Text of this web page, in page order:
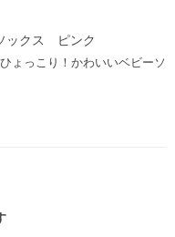
ックス ピンク
ょっこり！かわいいベビーソ